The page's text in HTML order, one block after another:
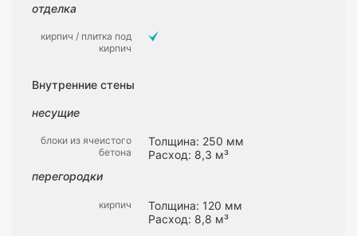
отделка
кирпич / плитка под
кирпич
Внутренние стены
несущие
блоки из ячеистого
бетона
Толщина: 250 мм
Расход: 8,3 м³
перегородки
кирпич
Толщина: 120 мм
Расход: 8,8 м³